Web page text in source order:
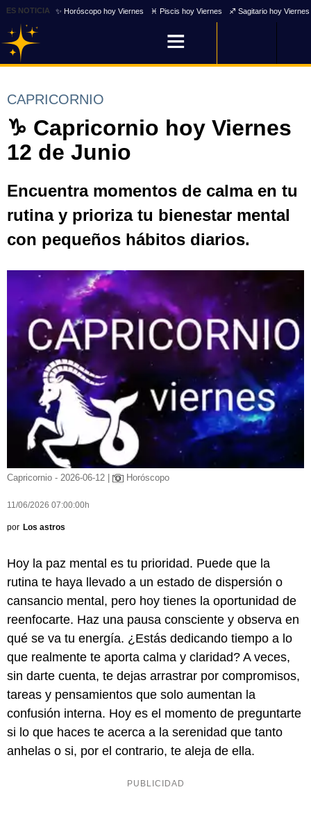
ES NOTICIA ✨ Horóscopo hoy Viernes ♓ Piscis hoy Viernes ♐ Sagitario hoy Viernes
CAPRICORNIO
♑ Capricornio hoy Viernes
12 de Junio
Encuentra momentos de calma en tu
rutina y prioriza tu bienestar mental
con pequeños hábitos diarios.
Capricornio - 2026-06-12 | Horóscopo
11/06/2026 07:00:00h
por Los astros
Hoy la paz mental es tu prioridad. Puede que la
rutina te haya llevado a un estado de dispersión o
cansancio mental, pero hoy tienes la oportunidad de
reenfocarte. Haz una pausa consciente y observa en
qué se va tu energía. ¿Estás dedicando tiempo a lo
que realmente te aporta calma y claridad? A veces,
sin darte cuenta, te dejas arrastrar por compromisos,
tareas y pensamientos que solo aumentan la
confusión interna. Hoy es el momento de preguntarte
si lo que haces te acerca a la serenidad que tanto
anhelas o si, por el contrario, te aleja de ella.